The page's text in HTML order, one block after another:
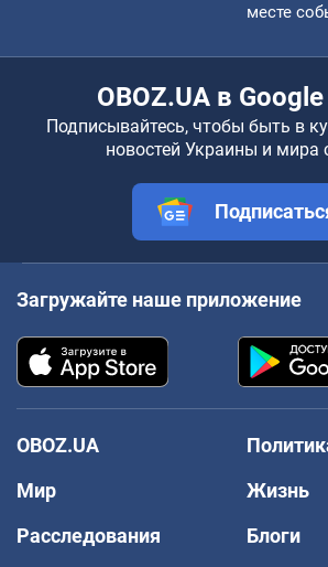
месте
OBOZ.UA в
Подписывайтесь, чтобы быть в
новостей Украины и мира
Загружайте наше приложение
OBOZ.UA
Мир
Жизнь
Расследования
Блоги